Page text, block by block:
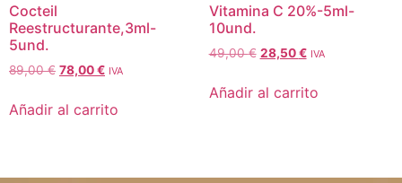
Cocteil
Reestructurante,3ml-
5und.
89,00€ 78,00€ IVA
Añadir al carrito
Vitamina C 20%-5ml-
10und.
49,00€ 28,50€ IVA
Añadir al carrito